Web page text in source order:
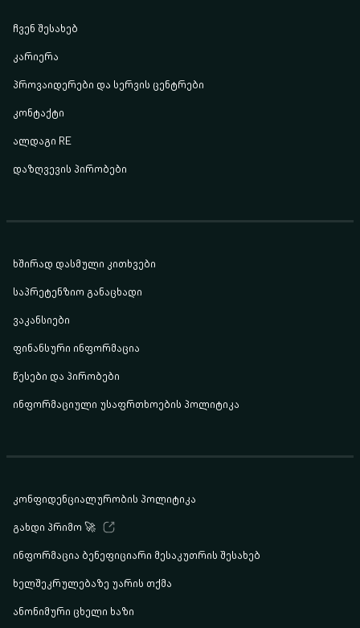
ჩვენ შესახებ
კარიერა
პროვაიდერები და სერვის ცენტრები
კონტაქტი
ალდაგი RE
დაზღვევის პირობები
ხშირად დასმული კითხვები
საპრეტენზიო განაცხადი
ვაკანსიები
ფინანსური ინფორმაცია
წესები და პირობები
ინფორმაციული უსაფრთხოების პოლიტიკა
კონფიდენციალურობის პოლიტიკა
გახდი პრიმო 🚀
ინფორმაცია ბენეფიციარი მესაკუთრის შესახებ
ხელშეკრულებაზე უარის თქმა
ანონიმური ცხელი ხაზი